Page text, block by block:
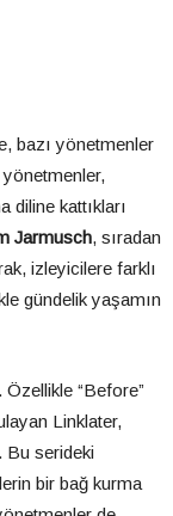
bazı yönetmenler
yönetmenler,
diline kattıkları
Jarmusch, sıradan
izleyicilere farklı
gündelik yaşamın
Özellikle “Before”
Linklater,
Bu serideki
bir bağ kurma